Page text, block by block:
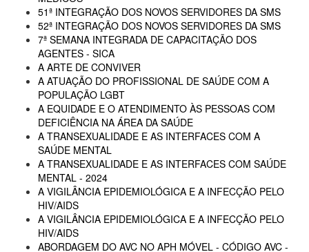
51ª INTEGRAÇÃO DOS NOVOS SERVIDORES DA SMS
52ª INTEGRAÇÃO DOS NOVOS SERVIDORES DA SMS
7ª SEMANA INTEGRADA DE CAPACITAÇÃO DOS
AGENTES - SICA
A ARTE DE CONVIVER
A ATUAÇÃO DO PROFISSIONAL DE SAÚDE COM A
POPULAÇÃO LGBT
A EQUIDADE E O ATENDIMENTO ÀS PESSOAS COM
DEFICIÊNCIA NA ÁREA DA SAÚDE
A TRANSEXUALIDADE E AS INTERFACES COM A
SAÚDE MENTAL
A TRANSEXUALIDADE E AS INTERFACES COM SAÚDE
MENTAL - 2024
A VIGILÂNCIA EPIDEMIOLÓGICA E A INFECÇÃO PELO
HIV/AIDS
A VIGILÂNCIA EPIDEMIOLÓGICA E A INFECÇÃO PELO
HIV/AIDS
ABORDAGEM DO AVC NO APH MÓVEL - CÓDIGO AVC -